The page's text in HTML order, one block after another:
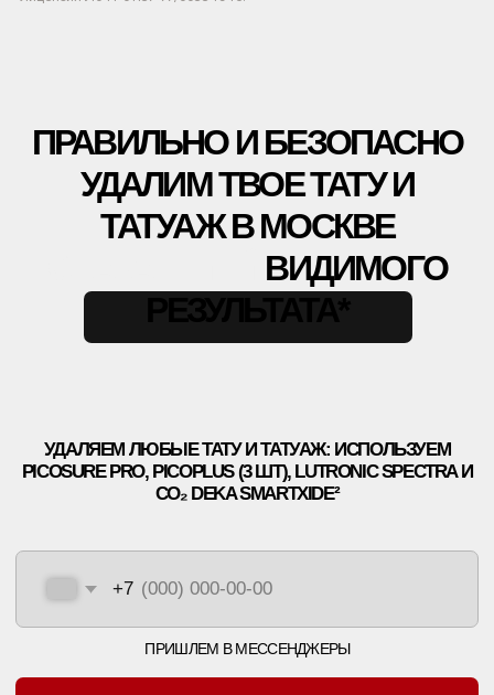
НАШЕЙ КЛИНИКЕ
УДАЛЯЕМ ЛЮБЫЕ ТАТУ И ТАТУАЖ: ИСПОЛЬЗУЕМ
НАЖИМАЯ, ВЫ ДАЕТЕ СОГЛАСИЕ НА ОБРАБОТКУ СВОИХ ПЕРСОНАЛЬНЫХ
Выберите город
СКАЧАТЬ КЕЙСЫ ДО-ПОСЛЕ
СКАЧАТЬ КЕЙСЫ ДО-ПОСЛЕ
ЧТО? ГДЕ? КАК?